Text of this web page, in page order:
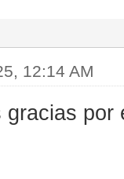
12:14 AM
gracias por